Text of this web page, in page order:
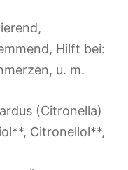
Hilft bei:
u. m.
(Citronella)
Citronellol**,